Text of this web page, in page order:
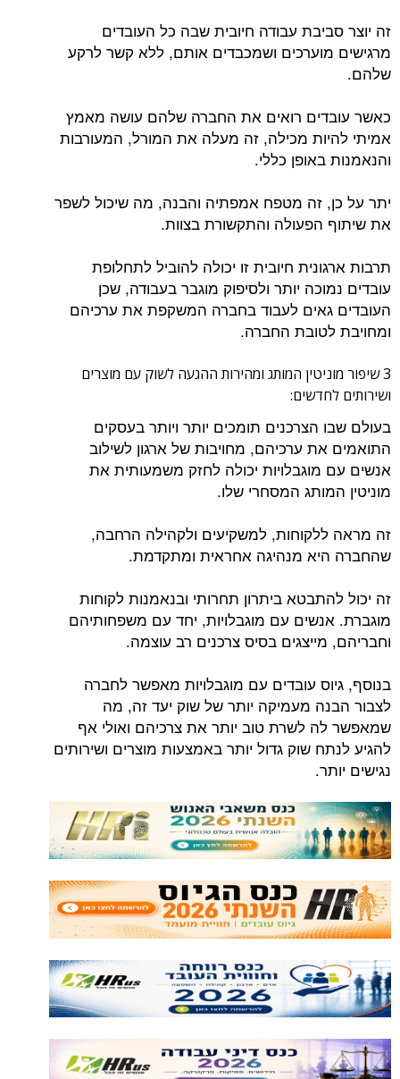
זה יוצר סביבת עבודה חיובית שבה כל העובדים
מרגישים מוערכים ושמכבדים אותם, ללא קשר לרקע
שלהם.
כאשר עובדים רואים את החברה שלהם עושה מאמץ
אמיתי להיות מכילה, זה מעלה את המורל, המעורבות
והנאמנות באופן כללי.
יתר על כן, זה מטפח אמפתיה והבנה, מה שיכול לשפר
את שיתוף הפעולה והתקשורת בצוות.
תרבות ארגונית חיובית זו יכולה להוביל לתחלופת
עובדים נמוכה יותר ולסיפוק מוגבר בעבודה, שכן
העובדים גאים לעבוד בחברה המשקפת את ערכיהם
ומחויבת לטובת החברה.
3 שיפור מוניטין המותג ומהירות ההגעה לשוק עם מוצרים
ושירותים לחדשים:
בעולם שבו הצרכנים תומכים יותר ויותר בעסקים
התואמים את ערכיהם, מחויבות של ארגון לשילוב
אנשים עם מוגבלויות יכולה לחזק משמעותית את
מוניטין המותג המסחרי שלו.
זה מראה ללקוחות, למשקיעים ולקהילה הרחבה,
שהחברה היא מנהיגה אחראית ומתקדמת.
זה יכול להתבטא ביתרון תחרותי ובנאמנות לקוחות
מוגברת. אנשים עם מוגבלויות, יחד עם משפחותיהם
וחבריהם, מייצגים בסיס צרכנים רב עוצמה.
בנוסף, גיוס עובדים עם מוגבלויות מאפשר לחברה
לצבור הבנה מעמיקה יותר של שוק יעד זה, מה
שמאפשר לה לשרת טוב יותר את צרכיהם ואולי אף
להגיע לנתח שוק גדול יותר באמצעות מוצרים ושירותים
נגישים יותר.